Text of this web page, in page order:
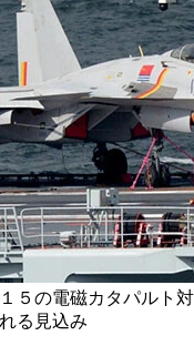
５の電磁カタパルト対
る見込み